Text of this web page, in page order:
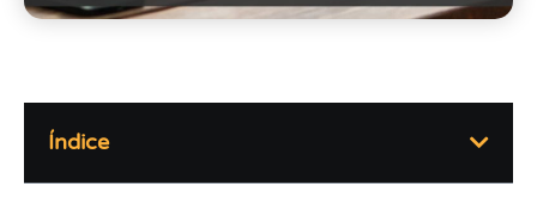
Índice